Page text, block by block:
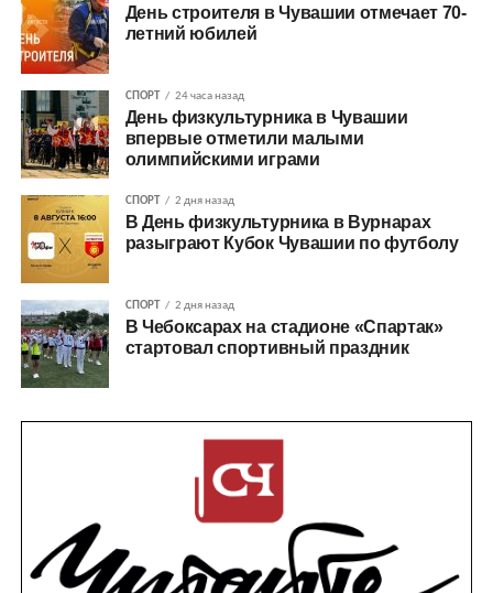
День строителя в Чувашии отмечает 70-
летний юбилей
СПОРТ 24 часа назад
День физкультурника в Чувашии
впервые отметили малыми
олимпийскими играми
СПОРТ 2 дня назад
В День физкультурника в Вурнарах
разыграют Кубок Чувашии по футболу
СПОРТ 2 дня назад
В Чебоксарах на стадионе «Спартак»
стартовал спортивный праздник